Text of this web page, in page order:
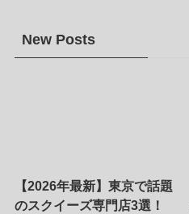
New Posts
【2026年最新】東京で話題
のスクイーズ専門店3選！